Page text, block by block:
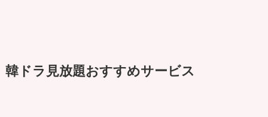
韓ドラ見放題おすすめサービス